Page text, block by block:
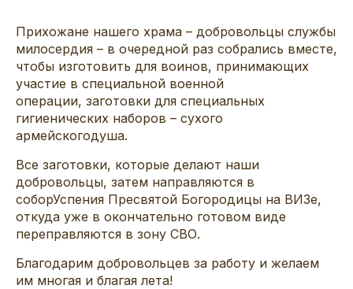
Прихожане нашего храма – добровольцы службы
милосердия – в очередной раз собрались вместе,
чтобы изготовить для воинов, принимающих
участие в специальной военной
операции, заготовки для специальных
гигиенических наборов – сухого
армейскогодуша.
Все заготовки, которые делают наши
добровольцы, затем направляются в
соборУспения Пресвятой Богородицы на ВИЗе,
откуда уже в окончательно готовом виде
переправляются в зону СВО.
Благодарим добровольцев за работу и желаем
им многая и благая лета!